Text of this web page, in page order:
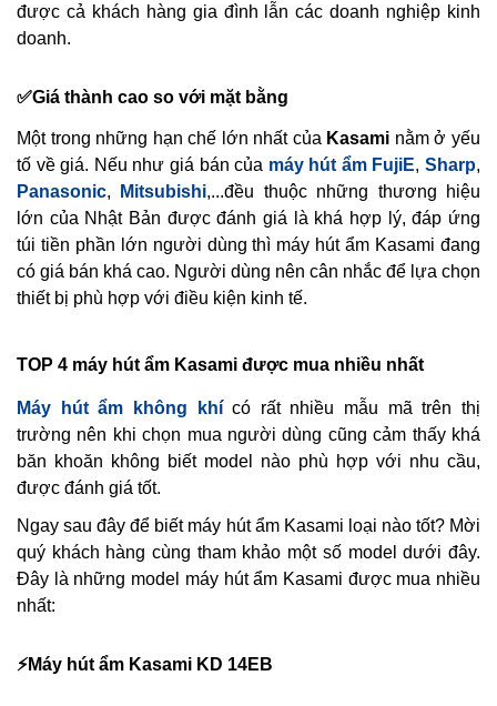
được cả khách hàng gia đình lẫn các doanh nghiệp kinh
doanh.
✅Giá thành cao so với mặt bằng
Một trong những hạn chế lớn nhất của Kasami nằm ở yếu
tố về giá. Nếu như giá bán của máy hút ẩm FujiE,Sharp,
Panasonic, Mitsubishi,...đều thuộc những thương hiệu
lớn của Nhật Bản được đánh giá là khá hợp lý, đáp ứng
túi tiền phần lớn người dùng thì máy hút ẩm Kasami đang
có giá bán khá cao. Người dùng nên cân nhắc để lựa chọn
thiết bị phù hợp với điều kiện kinh tế.
TOP 4 máy hút ẩm Kasami được mua nhiều nhất
Máy hút ẩm không khícó rất nhiều mẫu mã trên thị
trường nên khi chọn mua người dùng cũng cảm thấy khá
băn khoăn không biết model nào phù hợp với nhu cầu,
được đánh giá tốt.
Ngay sau đây để biết máy hút ẩm Kasami loại nào tốt? Mời
quý khách hàng cùng tham khảo một số model dưới đây.
Đây là những model máy hút ẩm Kasami được mua nhiều
nhất:
⚡️Máy hút ẩm Kasami KD 14EB